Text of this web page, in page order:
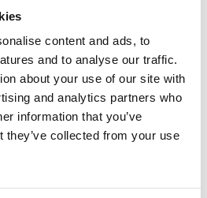
content and ads, to
and to analyse our traffic.
about your use of our site with
and analytics partners who
information that you’ve
they’ve collected from your use